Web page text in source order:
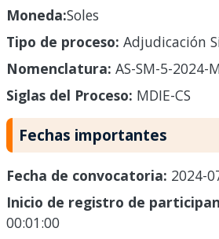
Moneda:Soles
Tipo de proceso: Adjudicación
Nomenclatura: AS-SM-5-2024-
Siglas del Proceso: MDIE-CS
Fechas importantes
Fecha de convocatoria: 2024-
Inicio de registro de
00:01:00